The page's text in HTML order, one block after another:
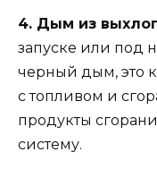
4. Дым из
запуске или под
черный дым, это
с топливом и
продукты
систему.